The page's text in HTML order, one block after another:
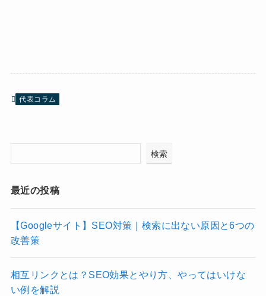
代表コラム
検索
最近の投稿
【Googleサイト】SEO対策｜検索に出ない原因と6つの
改善策
相互リンクとは？SEO効果とやり方、やってはいけな
い例を解説